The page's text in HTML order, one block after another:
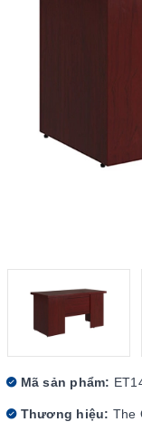
Mã sản phẩm:
Thương hiệu: The